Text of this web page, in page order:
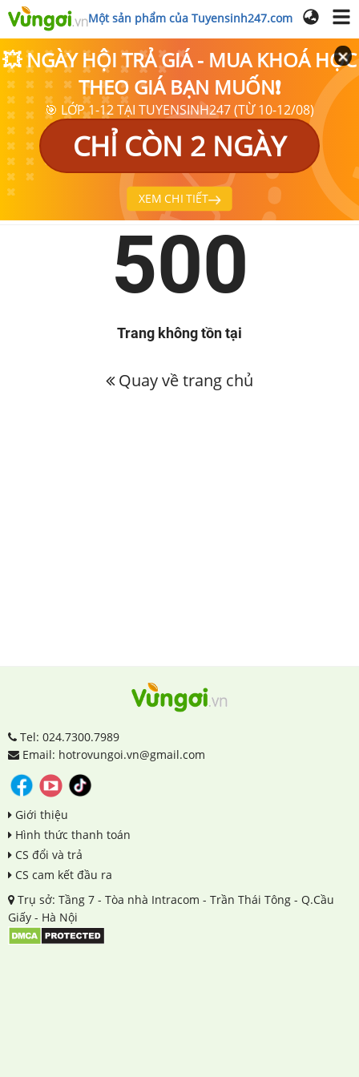
Một sản phẩm của Tuyensinh247.com
💥 NGÀY HỘI TRẢ GIÁ - MUA KHOÁ HỌC
THEO GIÁ BẠN MUỐN❗
🎯 LỚP 1-12 TẠI TUYENSINH247 (TỪ 10-12/08)
CHỈ CÒN 2 NGÀY
XEM CHI TIẾT
500
Trang không tồn tại
Quay về trang chủ
Tel: 024.7300.7989
Email: hotrovungoi.vn@gmail.com
Giới thiệu
Hình thức thanh toán
CS đổi và trả
CS cam kết đầu ra
Trụ sở: Tầng 7 - Tòa nhà Intracom - Trần Thái Tông - Q.Cầu
Giấy - Hà Nội